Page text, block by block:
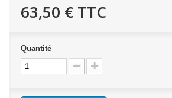
63,50 € TTC
Quantité